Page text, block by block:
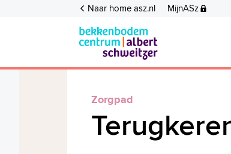
Naar home asz.nl MijnASz
Zorgpad